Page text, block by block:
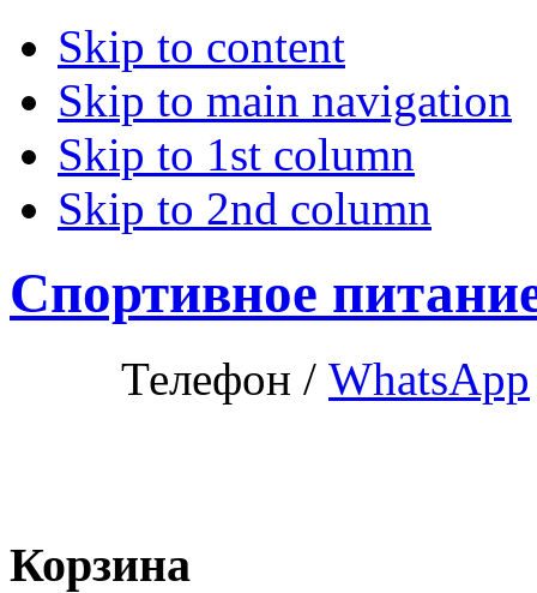
Skip to content
Skip to main navigation
Skip to 1st column
Skip to 2nd column
Спортивное
Телефон / WhatsApp
Корзина